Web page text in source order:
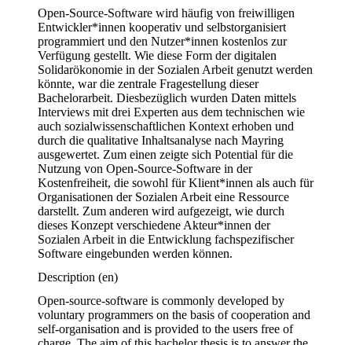
Open-Source-Software wird häufig von freiwilligen
Entwickler*innen kooperativ und selbstorganisiert
programmiert und den Nutzer*innen kostenlos zur
Verfügung gestellt. Wie diese Form der digitalen
Solidarökonomie in der Sozialen Arbeit genutzt werden
könnte, war die zentrale Fragestellung dieser
Bachelorarbeit. Diesbezüglich wurden Daten mittels
Interviews mit drei Experten aus dem technischen wie
auch sozialwissenschaftlichen Kontext erhoben und
durch die qualitative Inhaltsanalyse nach Mayring
ausgewertet. Zum einen zeigte sich Potential für die
Nutzung von Open-Source-Software in der
Kostenfreiheit, die sowohl für Klient*innen als auch für
Organisationen der Sozialen Arbeit eine Ressource
darstellt. Zum anderen wird aufgezeigt, wie durch
dieses Konzept verschiedene Akteur*innen der
Sozialen Arbeit in die Entwicklung fachspezifischer
Software eingebunden werden können.
Description (en)
Open-source-software is commonly developed by
voluntary programmers on the basis of cooperation and
self-organisation and is provided to the users free of